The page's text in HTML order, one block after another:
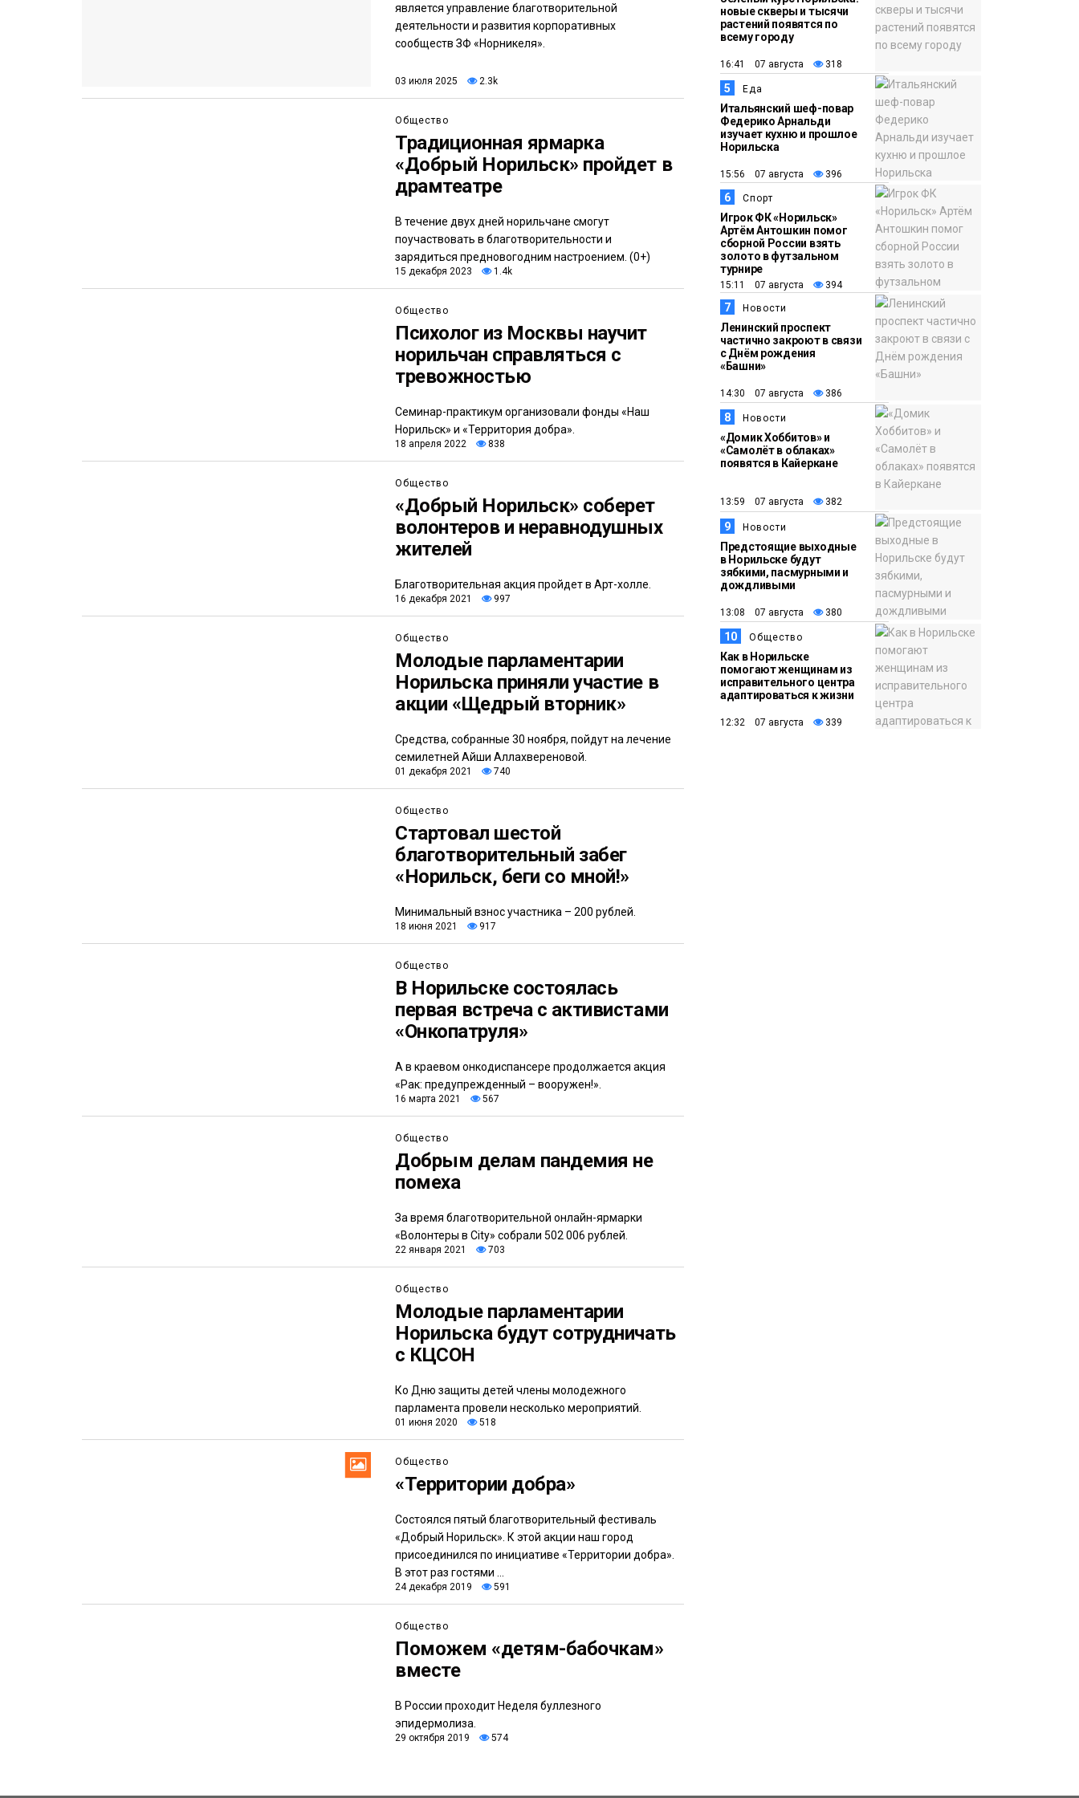
является управление благотворительной
деятельности и развития корпоративных
сообществ ЗФ «Норникеля».
03 июля 2025 2.3k
Общество
Традиционная ярмарка
«Добрый Норильск» пройдет в
драмтеатре
В течение двух дней норильчане смогут
поучаствовать в благотворительности и
зарядиться предновогодним настроением. (0+)
15 декабря 2023 1.4k
Общество
Психолог из Москвы научит
норильчан справляться с
тревожностью
Семинар-практикум организовали фонды «Наш
Норильск» и «Территория добра».
18 апреля 2022 838
Общество
«Добрый Норильск» соберет
волонтеров и неравнодушных
жителей
Благотворительная акция пройдет в Арт-холле.
16 декабря 2021 997
Общество
Молодые парламентарии
Норильска приняли участие в
акции «Щедрый вторник»
Средства, собранные 30 ноября, пойдут на лечение
семилетней Айши Аллахвереновой.
01 декабря 2021 740
Общество
Стартовал шестой
благотворительный забег
«Норильск, беги со мной!»
Минимальный взнос участника – 200 рублей.
18 июня 2021 917
Общество
В Норильске состоялась
первая встреча с активистами
«Онкопатруля»
А в краевом онкодиспансере продолжается акция
«Рак: предупрежденный – вооружен!».
16 марта 2021 567
Общество
Добрым делам пандемия не
помеха
​За время благотворительной онлайн-ярмарки
«Волонтеры в City» собрали 502 006 рублей.
22 января 2021 703
Общество
Молодые парламентарии
Норильска будут сотрудничать
с КЦСОН
Ко Дню защиты детей члены молодежного
парламента провели несколько мероприятий.
01 июня 2020 518
Общество
«Территории добра»
Состоялся пятый благотворительный фестиваль
«Добрый Норильск». К этой акции наш город
присоединился по инициативе «Территории добра».
В этот раз гостями ...
24 декабря 2019 591
Общество
Поможем «детям-бабочкам»
вместе
В России проходит Неделя буллезного
эпидермолиза.
29 октября 2019 574
новые скверы и тысячи
растений появятся по
всему городу
16:41 07 августа 318
5 Еда
Итальянский шеф-повар
Федерико Арнальди
изучает кухню и прошлое
Норильска
15:56 07 августа 396
6 Спорт
Игрок ФК «Норильск»
Артём Антошкин помог
сборной России взять
золото в футзальном
турнире
15:11 07 августа 394
7 Новости
Ленинский проспект
частично закроют в связи
с Днём рождения
«Башни»
14:30 07 августа 386
8 Новости
«Домик Хоббитов» и
«Самолёт в облаках»
появятся в Кайеркане
13:59 07 августа 382
9 Новости
Предстоящие выходные
в Норильске будут
зябкими, пасмурными и
дождливыми
13:08 07 августа 380
10 Общество
Как в Норильске
помогают женщинам из
исправительного центра
адаптироваться к жизни
12:32 07 августа 339